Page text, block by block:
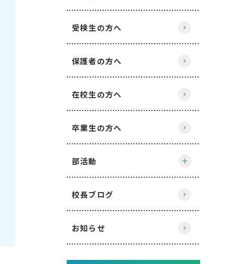
受検生の方へ
保護者の方へ
在校生の方へ
卒業生の方へ
部活動
校長ブログ
お知らせ